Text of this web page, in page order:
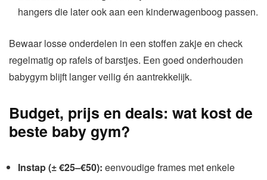
hangers die later ook aan een kinderwagenboog passen.
Bewaar losse onderdelen in een stoffen zakje en check
regelmatig op rafels of barstjes. Een goed onderhouden
babygym blijft langer veilig én aantrekkelijk.
Budget, prijs en deals: wat kost de
beste baby gym?
Instap (± €25–€50): eenvoudige frames met enkele